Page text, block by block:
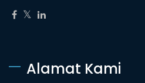
Alamat Kami